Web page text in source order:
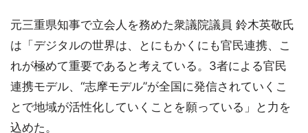
元三重県知事で立会人を務めた衆議院議員 鈴木英敬氏
は「デジタルの世界は、とにもかくにも官民連携、こ
れが極めて重要であると考えている。3者による官民
連携モデル、“志摩モデル”が全国に発信されていくこ
とで地域が活性化していくことを願っている」と力を
込めた。